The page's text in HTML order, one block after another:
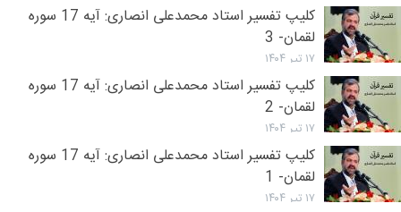
کلیپ تفسیر استاد محمدعلی انصاری: آیه 17 سوره
لقمان- 3
۱۷ تیر ۱۴۰۴
کلیپ تفسیر استاد محمدعلی انصاری: آیه 17 سوره
لقمان- 2
۱۷ تیر ۱۴۰۴
کلیپ تفسیر استاد محمدعلی انصاری: آیه 17 سوره
لقمان- 1
۱۷ تیر ۱۴۰۴